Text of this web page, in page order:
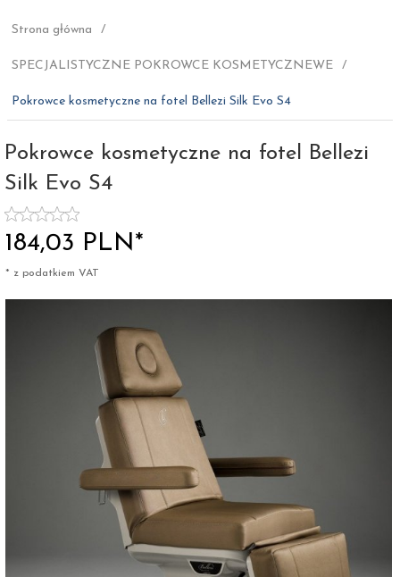
Strona główna
SPECJALISTYCZNE POKROWCE KOSMETYCZNEWE
Pokrowce kosmetyczne na fotel Bellezi Silk Evo S4
Pokrowce kosmetyczne na fotel Bellezi
Silk Evo S4
184,03 PLN*
* z podatkiem VAT